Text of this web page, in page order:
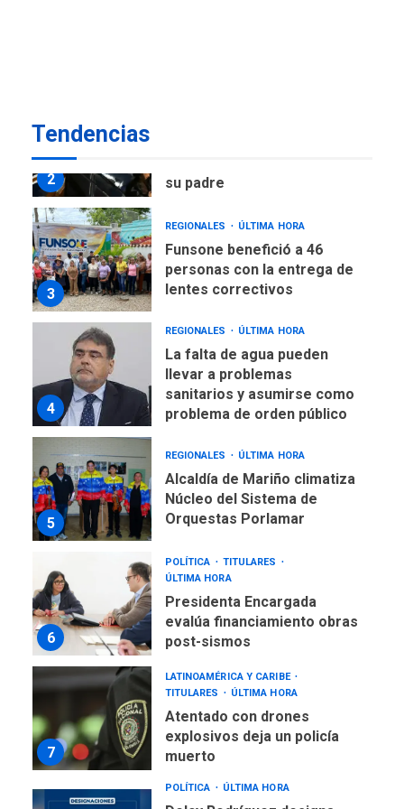
Tendencias
2
su padre
3
REGIONALES ÚLTIMA HORA
Funsone benefició a 46
personas con la entrega de
lentes correctivos
4
REGIONALES ÚLTIMA HORA
La falta de agua pueden
llevar a problemas
sanitarios y asumirse como
problema de orden público
5
REGIONALES ÚLTIMA HORA
Alcaldía de Mariño climatiza
Núcleo del Sistema de
Orquestas Porlamar
6
POLÍTICA
TITULARES
ÚLTIMA HORA
Presidenta Encargada
evalúa financiamiento obras
post-sismos
7
LATINOAMÉRICA Y CARIBE
TITULARES
ÚLTIMA HORA
Atentado con drones
explosivos deja un policía
muerto
POLÍTICA ÚLTIMA HORA